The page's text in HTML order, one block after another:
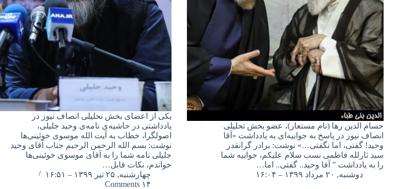
حسام الدین رها (نام مستعار)، عضو بخش تحلیلی
انصاف نیوز در پاسخ به جوابیه‌ای به یادداشت «آقا
وحید! گفتی، اما نگفتی…» نوشت: برادر گرانقدر
سید ثارلله فاطمی نسب سلام علیکم، جوابیه شما
را به یادداشت ” آقا وحید.. گفتی.. اما…
دوشنبه, ۲۰ مرداد ۱۳۹۹ – ۱۶:۰۴
یکی از اعضای بخش تحلیلی انصاف نیوز در
یادداشتی در حاشیه‌ی نامه‌ی وحید جلیلی،
اصولگرا، خطاب به آیت الله موسوی خوئینی‌ها
نوشت: بسم الله الرحمن الرحیم جناب آقای وحید
جلیلی نامه شما را به آقای موسوی خوئینی‌ها
خواندم، نکات قابل…
چهارشنبه, ۲۵ تیر ۱۳۹۹ – ۱۶:۵۱
۱۴ Comments